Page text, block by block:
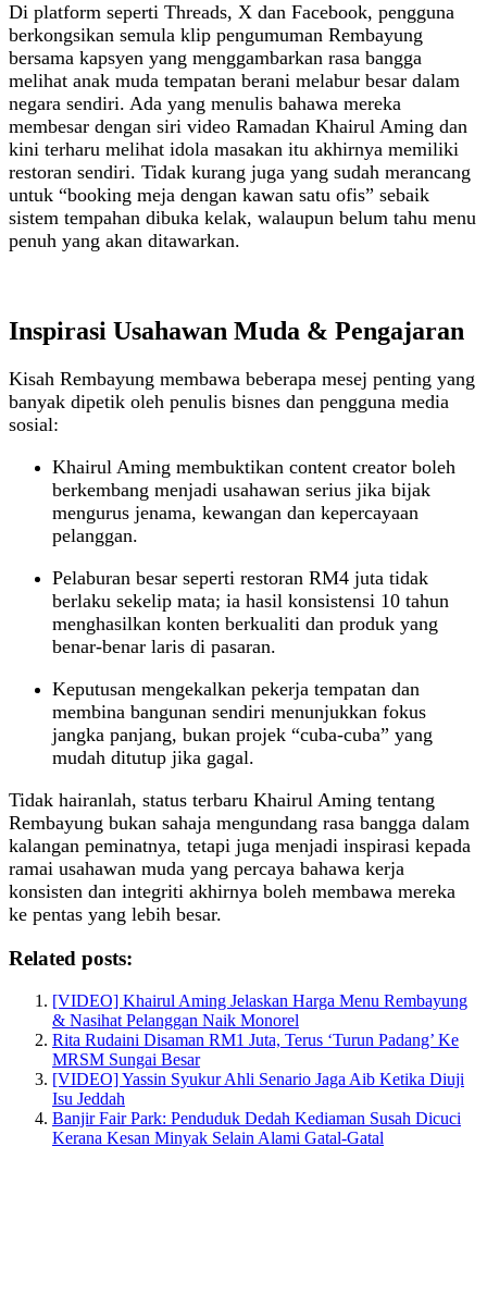
Di platform seperti Threads, X dan Facebook, pengguna
berkongsikan semula klip pengumuman Rembayung
bersama kapsyen yang menggambarkan rasa bangga
melihat anak muda tempatan berani melabur besar dalam
negara sendiri. Ada yang menulis bahawa mereka
membesar dengan siri video Ramadan Khairul Aming dan
kini terharu melihat idola masakan itu akhirnya memiliki
restoran sendiri. Tidak kurang juga yang sudah merancang
untuk “booking meja dengan kawan satu ofis” sebaik
sistem tempahan dibuka kelak, walaupun belum tahu menu
penuh yang akan ditawarkan.
Inspirasi Usahawan Muda & Pengajaran
Kisah Rembayung membawa beberapa mesej penting yang
banyak dipetik oleh penulis bisnes dan pengguna media
sosial:
Khairul Aming membuktikan content creator boleh
berkembang menjadi usahawan serius jika bijak
mengurus jenama, kewangan dan kepercayaan
pelanggan.
Pelaburan besar seperti restoran RM4 juta tidak
berlaku sekelip mata; ia hasil konsistensi 10 tahun
menghasilkan konten berkualiti dan produk yang
benar‑benar laris di pasaran.
Keputusan mengekalkan pekerja tempatan dan
membina bangunan sendiri menunjukkan fokus
jangka panjang, bukan projek “cuba‑cuba” yang
mudah ditutup jika gagal.
Tidak hairanlah, status terbaru Khairul Aming tentang
Rembayung bukan sahaja mengundang rasa bangga dalam
kalangan peminatnya, tetapi juga menjadi inspirasi kepada
ramai usahawan muda yang percaya bahawa kerja
konsisten dan integriti akhirnya boleh membawa mereka
ke pentas yang lebih besar.
Related posts:
[VIDEO] Khairul Aming Jelaskan Harga Menu Rembayung
& Nasihat Pelanggan Naik Monorel
Rita Rudaini Disaman RM1 Juta, Terus ‘Turun Padang’ Ke
MRSM Sungai Besar
[VIDEO] Yassin Syukur Ahli Senario Jaga Aib Ketika Diuji
Isu Jeddah
Banjir Fair Park: Penduduk Dedah Kediaman Susah Dicuci
Kerana Kesan Minyak Selain Alami Gatal-Gatal